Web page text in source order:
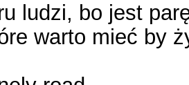
ludzi, bo jest
warto mieć by